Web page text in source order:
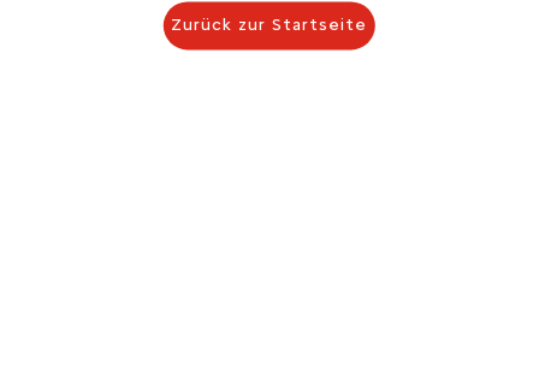
Zurück zur Startseite